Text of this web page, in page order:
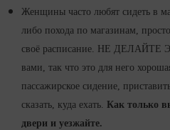
Женщины часто любят сидеть в
либо похода по магазинам,
своё расписание. НЕ ДЕЛАЙТЕ
вами, так что это для него
пассажирское сидение,
сказать, куда ехать. Как только
двери и уезжайте.